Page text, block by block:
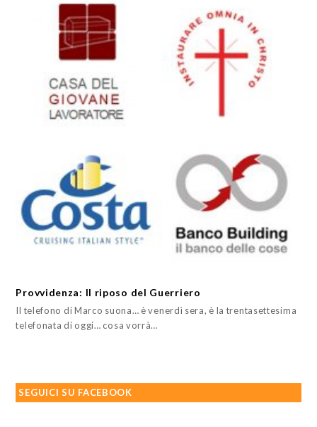
Provvidenza: Il riposo del Guerriero
Il telefono di Marco suona… è venerdì sera, è la trentasettesima
telefonata di oggi… cosa vorrà…
SEGUICI SU FACEBOOK